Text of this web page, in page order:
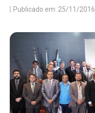
Publicado em: 25/11/2016